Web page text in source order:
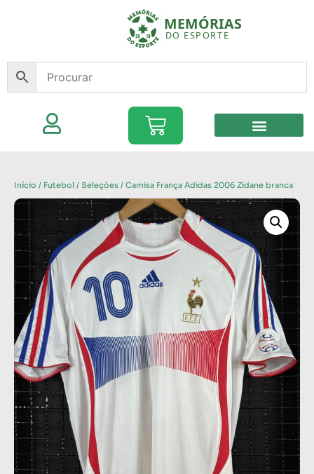
Início / Futebol / Seleções / Camisa França Adidas 2006 Zidane branca